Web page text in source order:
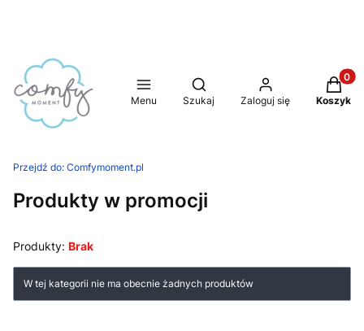
Menu
Otwórz wyszukiwarkę
Szukaj Zaloguj się Koszyk
Przejdź do: Comfymoment.pl
Produkty w promocji
Produkty: Brak
Lista produktów
W tej kategorii nie ma obecnie żadnych produktów